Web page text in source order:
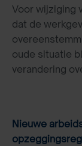
Voor wijziging
dat de
oude situatie
verandering
Nieuwe